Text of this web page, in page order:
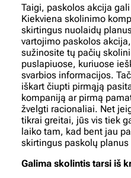
Taigi, paskolos akcija
Kiekviena skolinimo
skirtingus nuolaidų
vartojimo paskolos
sužinosite tų pačių
puslapiuose, kuriuose
svarbios informacijos.
iškart čiupti pirmąją
kompaniją ar pirmą
žvelgti racionaliai. Net
tikrai greitai, jūs vis tiek
laiko tam, kad bent jau
skirtingus paskolų
Galima skolintis tarsi iš